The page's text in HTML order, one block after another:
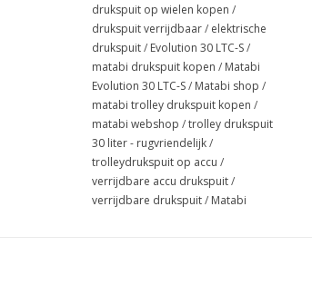
drukspuit op wielen kopen /
drukspuit verrijdbaar/ elektrische
drukspuit/ Evolution 30 LTC-S/
matabi drukspuit kopen / Matabi
Evolution 30 LTC-S/ Matabi shop /
matabi trolley drukspuit kopen /
matabi webshop /trolley drukspuit
30 liter - rugvriendelijk/
trolleydrukspuit op accu /
verrijdbare accu drukspuit/
verrijdbare drukspuit/ Matabi